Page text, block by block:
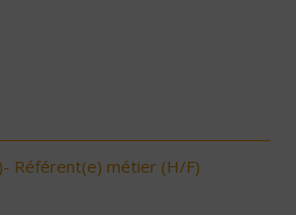
Référent(e) métier (H/F)